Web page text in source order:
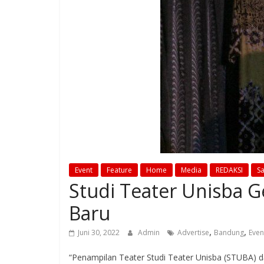
Event Feature Home Media REDAKSI
Studi Teater Unisba
Baru
Juni 30, 2022 Admin Advertise, Bandung,
“Penampilan Teater Studi Teater Unisba